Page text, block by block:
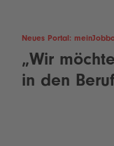
Neues Portal:
„Wir
in den